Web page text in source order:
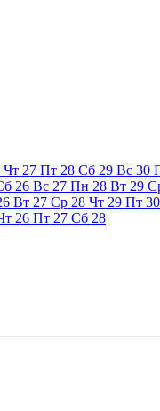
Чт 27 Пт 28 Сб 29 Вс 30
26 Вс 27 Пн 28 Вт 29
Вт 27 Ср 28 Чт 29 Пт 30
26 Пт 27 Сб 28